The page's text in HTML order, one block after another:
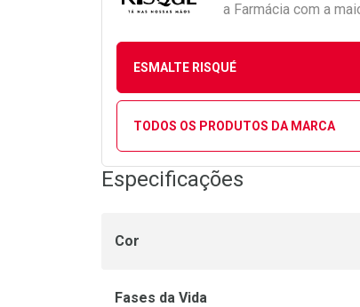
a Farmácia com a
ESMALTE RISQUÉ
TODOS OS PRODUTOS DA MARCA
Especificações
Cor
Fases da Vida